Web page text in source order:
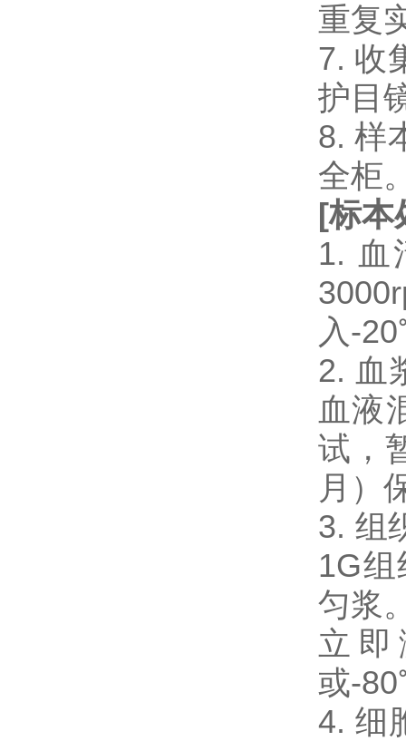
重复
7. 收
护目
8. 样
全柜
[标本
1. 血
入-
2. 血
血液
试，
月）
3. 组
1G
匀浆
立
或-
4. 细